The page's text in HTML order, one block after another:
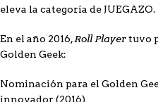
eleva la categoría de JUEGAZO.
En el año 2016,Roll Playertuvo
Golden Geek:
Nominación para el Golden
innovador (2016)